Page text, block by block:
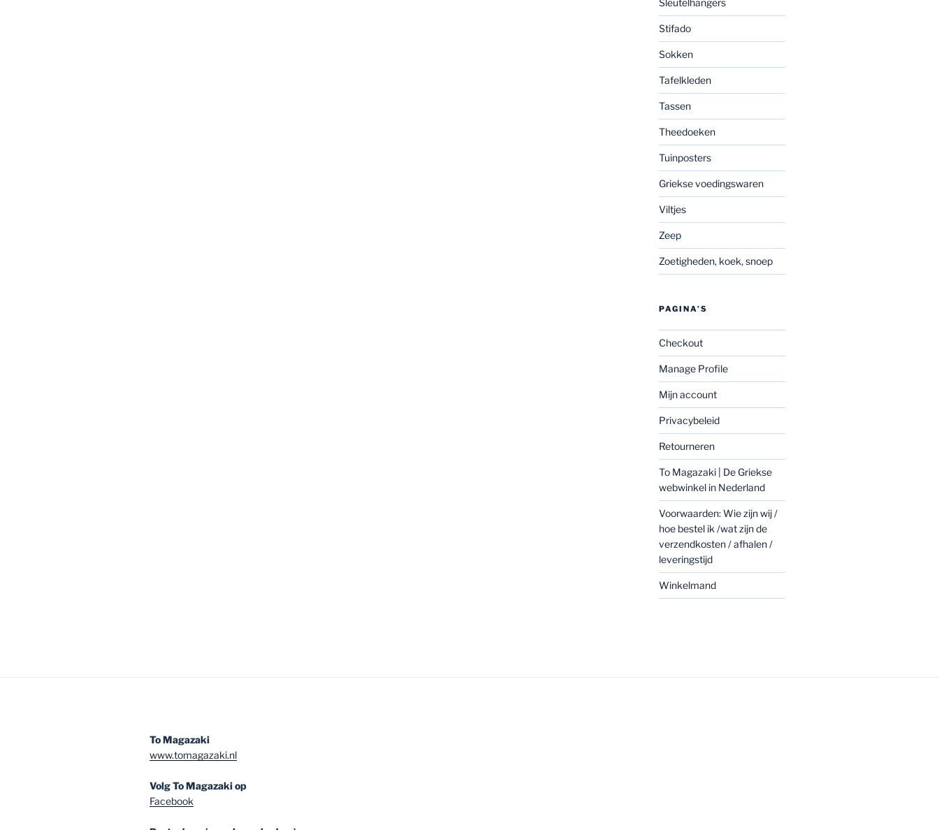
Sleutelhangers
Stifado
Sokken
Tafelkleden
Tassen
Theedoeken
Tuinposters
Griekse voedingswaren
Viltjes
Zeep
Zoetigheden, koek, snoep
PAGINA’S
Checkout
Manage Profile
Mijn account
Privacybeleid
Retourneren
To Magazaki | De Griekse
webwinkel in Nederland
Voorwaarden: Wie zijn wij /
hoe bestel ik /wat zijn de
verzendkosten / afhalen /
leveringstijd
Winkelmand
To Magazaki
www.tomagazaki.nl
Volg To Magazaki op
Facebook